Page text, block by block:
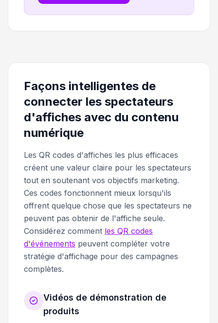
Façons intelligentes de
connecter les spectateurs
d'affiches avec du contenu
numérique
Les QR codes d'affiches les plus efficaces
créent une valeur claire pour les spectateurs
tout en soutenant vos objectifs marketing.
Ces codes fonctionnent mieux lorsqu'ils
offrent quelque chose que les spectateurs ne
peuvent pas obtenir de l'affiche seule.
Considérez comment les QR codes
d'événements peuvent compléter votre
stratégie d'affichage pour des campagnes
complètes.
Vidéos de démonstration de
produits